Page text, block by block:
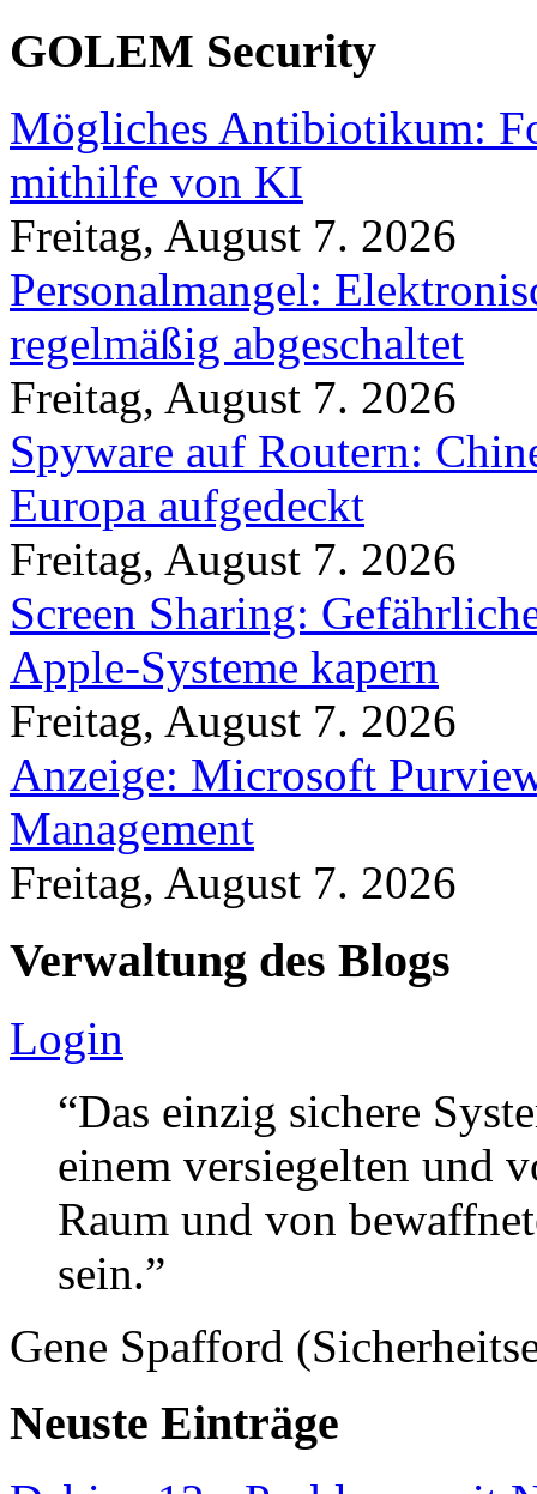
GOLEM Security
Mögliches Antibiotikum:
mithilfe von KI
Freitag, August 7. 2026
Personalmangel:
regelmäßig abgeschaltet
Freitag, August 7. 2026
Spyware auf Routern:
Europa aufgedeckt
Freitag, August 7. 2026
Screen Sharing:
Apple-Systeme kapern
Freitag, August 7. 2026
Anzeige: Microsoft
Management
Freitag, August 7. 2026
Verwaltung des Blogs
Login
“Das einzig sichere
einem versiegelten und
Raum und von
sein.”
Gene Spafford
Neuste Einträge